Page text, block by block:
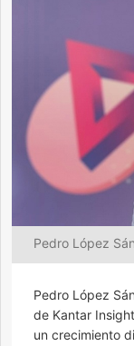
Pedro López
Pedro López
de Kantar
un crecimiento